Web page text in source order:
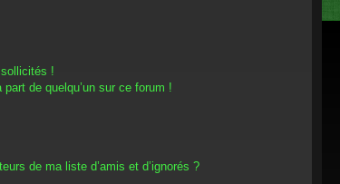
!
de quelqu’un sur ce forum !
de ma liste d’amis et d’ignorés ?